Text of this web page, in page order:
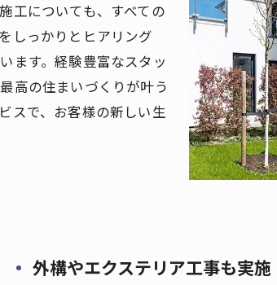
工についても、すべての
しっかりとヒアリング
ます。経験豊富なスタッ
高の住まいづくりが叶う
スで、お客様の新しい生
外構やエクステリア工事も実施